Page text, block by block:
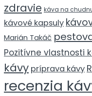
zdravie káva na
kávové kapsuly
Marián Takáč
Pozitívne vlastnosti
kávy príprava kávy
recenzia